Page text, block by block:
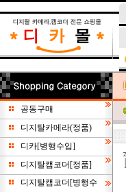
공동구매
디지탈카메라(정품)
디카[병행수입]
디지탈캠코더[정품]
디지탈캠코더[병행수